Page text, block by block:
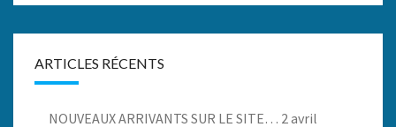
ARTICLES RÉCENTS
NOUVEAUX ARRIVANTS SUR LE SITE… 2 avril